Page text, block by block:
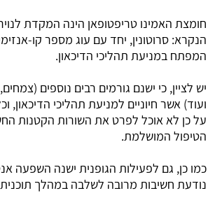
חומצת האמינו טריפטופאן הינה המקדת
הנקרא: סרוטונין, יחד עם עוג מספר קו-
המפתח במניעת תהליכי הדיכאון.
יש לציין, כי ישנם גורמים רבים נוספים
ועוד) אשר חיוניים למניעת תהליכי הדיכאון,
על כן לא אוכל לפרט את השורות הקטנות
הטיפול המושלמת.
כמו כן, גם לפעילות הגופנית ישנה השפעה
נודעת חשיבות מרובה לשלבה במהלך תוכנית